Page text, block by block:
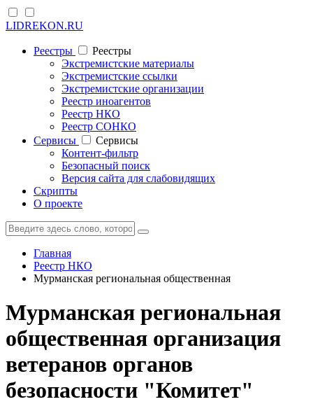
LIDREKON.RU
Реестры
Реестры
Экстремистские материалы
Экстремистские ссылки
Экстремистские организации
Реестр иноагентов
Реестр НКО
Реестр СОНКО
Cервисы
Cервисы
Контент-фильтр
Безопасный поиск
Версия сайта для слабовидящих
Скрипты
О проекте
Главная
Реестр НКО
Мурманская региональная общественная
Мурманская региональная
общественная организация
ветеранов органов
безопасности "Комитет"